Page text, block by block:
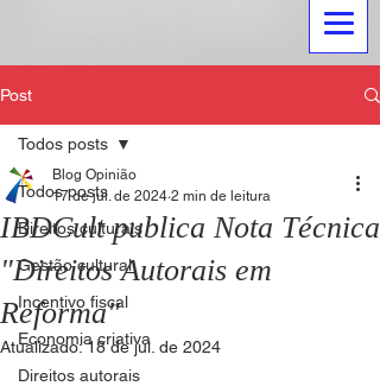
Post
Todos posts
Direitos culturais
Gestão cultural
Incentivo fiscal
Economia criativa
Direitos autorais
Todos posts
IBDCult publica Nota Técnica
"Direitos Autorais em
Reforma"
Blog Opinião
17 de jul. de 2024 2 min de leitura
Atualizado:18 de jul. de 2024